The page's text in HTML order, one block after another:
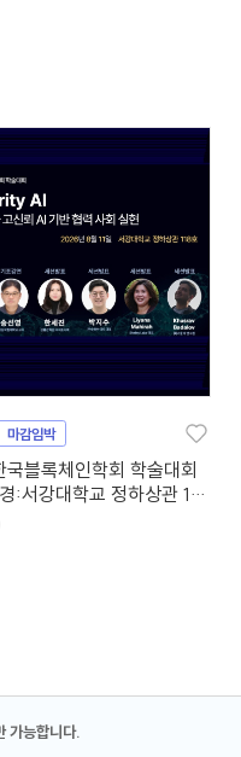
마감임박
블록체인학회 학술대회
:서강대학교 정하상관 118
가능합니다.